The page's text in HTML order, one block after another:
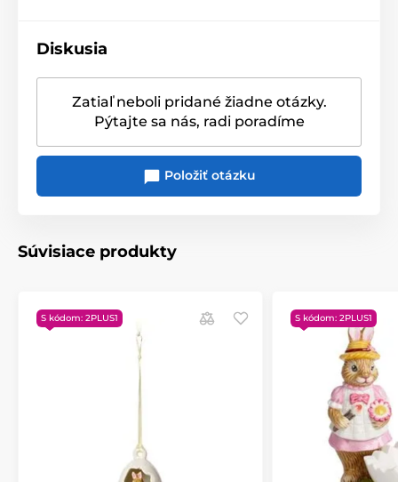
pre celú rodinu. Vysoko kvalitné, čiastočne ručne
maľované porcelánové doplnky v kolekcii Bunny Tales
sú nápadité a vyrobené s veľkým dôrazom na detail.
Očarujúce zajačikovia dievčat a chlapcov zdobia
svietniky na čajové sviečky, stojančeky na vajíčka a
množstvo ďalších dekoratívnych predmetov. Veselí
zajačikovia prihopkajú k vám domov, cestujú v
lietadlách, teplovzdušných balónoch alebo autách a
navodia veľkonočnú atmosféru.
Materiál
Diskusia
Zatiaľ neboli pridané žiadne otázky.
Pýtajte sa nás, radi poradíme
Položiť otázku
Súvisiace produkty
S kódom: 2PLUS1 S kódom: 2PLUS1